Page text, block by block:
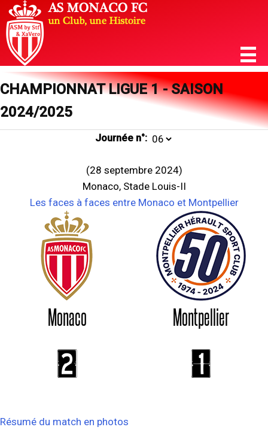
CHAMPIONNAT LIGUE 1 - SAISON
2024/2025
Journée n°:
(28 septembre 2024)
Monaco, Stade Louis-II
Les faces à faces entre Monaco et Montpellier
Monaco Montpellier
2 1
Résumé du match en photos